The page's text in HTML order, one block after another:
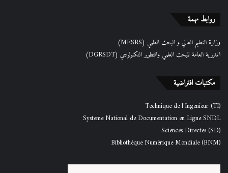
روابط مهمة
وزارة التعليم العالي و البحث العلمي (MESRS)
المديرية العامة للبحث العلمي والتطوير التكنولوجي (DGRSDT)
مكتبات افتراضية
Technique de l'Ingenieur (TI)
Systeme National de Documentation en Ligne SNDL
Sciences Directes (SD)
Bibliothèque Numérique Mondiale (BNM)